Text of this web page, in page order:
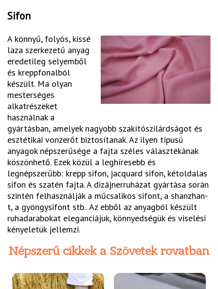
Sifon
A könnyű, folyós, kissé
laza szerkezetű anyag
eredetileg selyemből
és kreppfonalból
készült. Ma olyan
mesterséges
alkatrészeket
használnak a
gyártásban, amelyek nagyobb szakítószilárdságot és
esztétikai vonzerőt biztosítanak. Az ilyen típusú
anyagok népszerűsége a fajta széles választékának
köszönhető. Ezek közül a leghíresebb és
legnépszerűbb: krepp sifon, jacquard sifon, kétoldalas
sifon és szatén fajta. A dizájnerruházat gyártása során
szintén felhasználják a műcsalikos sifont, a shanzhan-
t, a gyöngysifont stb.. Az ebből az anyagból készült
ruhadarabokat eleganciájuk, könnyedségük és viselési
kényeletük jellemzi.
Népszerű cikkek a Szövetek rovatban